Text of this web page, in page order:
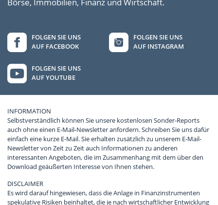
FOLGEN SIE UNS
AUF FACEBOOK
FOLGEN SIE UNS
AUF INSTAGRAM
FOLGEN SIE UNS
AUF YOUTUBE
INFORMATION
Selbstverständlich können Sie unsere kostenlosen Sonder-Reports
auch ohne einen E-Mail-Newsletter anfordern. Schreiben Sie uns dafür
einfach eine kurze E-Mail. Sie erhalten zusätzlich zu unserem E-Mail-
Newsletter von Zeit zu Zeit auch Informationen zu anderen
interessanten Angeboten, die im Zusammenhang mit dem über den
Download geäußerten Interesse von Ihnen stehen.
DISCLAIMER
Es wird darauf hingewiesen, dass die Anlage in Finanzinstrumenten
spekulative Risiken beinhaltet, die je nach wirtschaftlicher Entwicklung